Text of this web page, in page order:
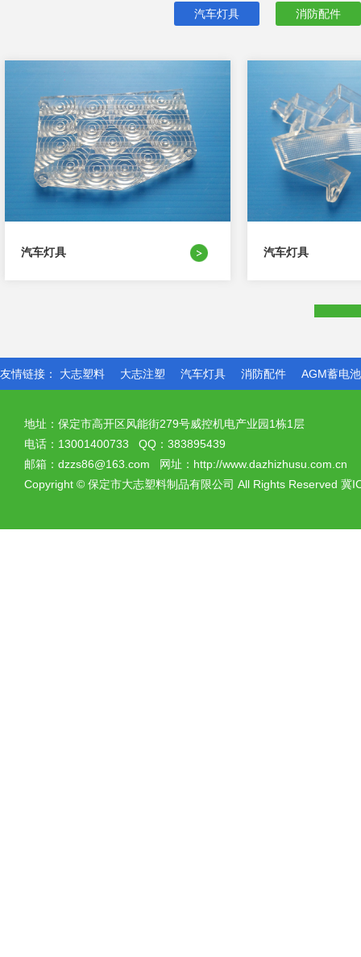
汽车灯具 消防配件
汽车灯具 汽车灯具
友情链接： 大志塑料 大志注塑 汽车灯具 消防配件 AGM蓄电
地址：保定市高开区风能街279号威控机电产业园1栋1层
电话：13001400733 QQ：383895439
邮箱：dzzs86@163.com 网址：http://www.dazhizhusu.com.cn
Copyright © 保定市大志塑料制品有限公司 All Rights Reserved 冀